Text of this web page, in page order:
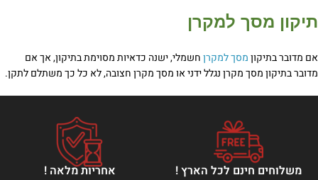
תיקון מסך למקרן
אם מדובר בתיקוןמסך למקרןחשמלי, ישנה כדאיות מסוימת בתיקון, אך אם
מדובר בתיקון מסך מקרן נגלל ידני או מסך מקרן חצובה, לא כל כך משתלם לתקן.
משלוחים חינם לכל הארץ ! אחריות מלאה !